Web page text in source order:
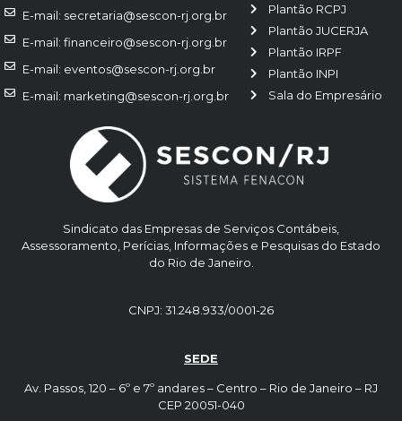
Sindicato das Empresas de Serviços Contábeis,
Assessoramento, Perícias, Informações e Pesquisas do Estado
do Rio de Janeiro.
CNPJ: 31.248.933/0001-26
SEDE
Av. Passos, 120 – 6º e 7º andares – Centro – Rio de Janeiro – RJ
CEP 20051-040
Plantão RCPJ
Plantão JUCERJA
Plantão IRPF
Plantão INPI
Sala do Empresário
E-mail: secretaria@sescon-rj.org.br
E-mail: financeiro@sescon-rj.org.br
E-mail: eventos@sescon-rj.org.br
E-mail: marketing@sescon-rj.org.br